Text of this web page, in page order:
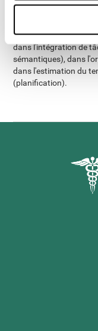
cognitifs mesurés
Cette différence était
dans l'intégration de
sémantiques), dans
dans l'estimation du
(planification).